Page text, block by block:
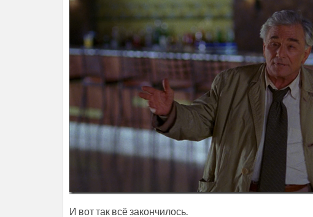
И вот так всё закончилось.